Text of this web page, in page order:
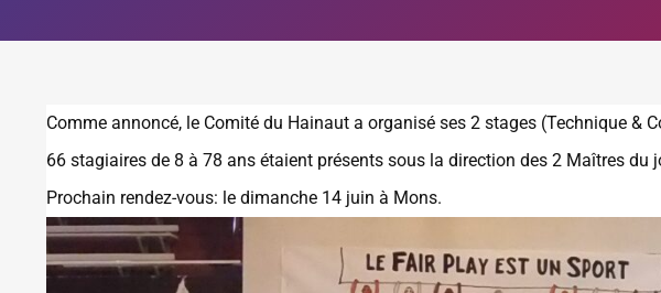
Comme annoncé, le Comité du Hainaut a organisé ses 2 stages (Technique &
66 stagiaires de 8 à 78 ans étaient présents sous la direction des 2 Maîtres du
Prochain rendez-vous: le dimanche 14 juin à Mons.